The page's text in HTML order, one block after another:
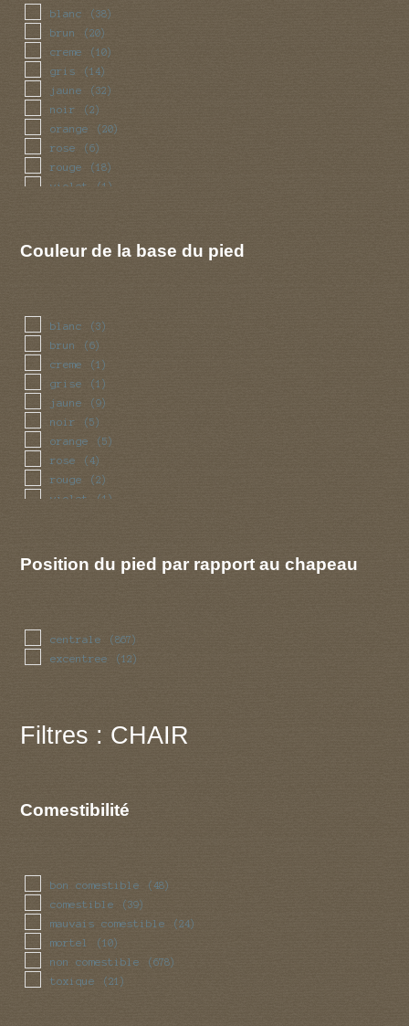
blanc (38)
brun (20)
creme (10)
gris (14)
jaune (32)
noir (2)
orange (20)
rose (6)
rouge (18)
violet (1)
Couleur de la base du pied
blanc (3)
brun (6)
creme (1)
grise (1)
jaune (9)
noir (5)
orange (5)
rose (4)
rouge (2)
violet (1)
Position du pied par rapport au chapeau
centrale (867)
excentree (12)
Filtres : CHAIR
Comestibilité
bon comestible (48)
comestible (39)
mauvais comestible (24)
mortel (10)
non comestible (678)
toxique (21)